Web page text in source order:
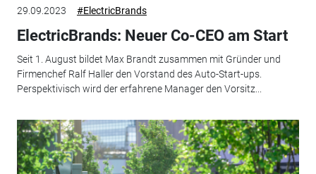
29.09.2023 #ElectricBrands
ElectricBrands: Neuer Co-CEO am Start
Seit 1. August bildet Max Brandt zusammen mit Gründer und
Firmenchef Ralf Haller den Vorstand des Auto-Start-ups.
Perspektivisch wird der erfahrene Manager den Vorsitz...